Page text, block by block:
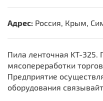
Адрес: Россия, Крым,
Пила ленточная KT-325.
мясопереработки
Предприятие
оборудования